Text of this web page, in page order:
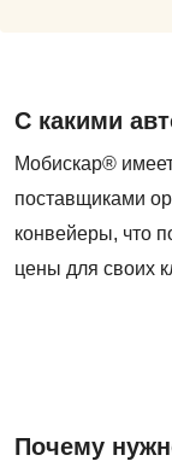
С какими
Мобискар®
поставщиками
конвейеры, что
цены для своих
Почему